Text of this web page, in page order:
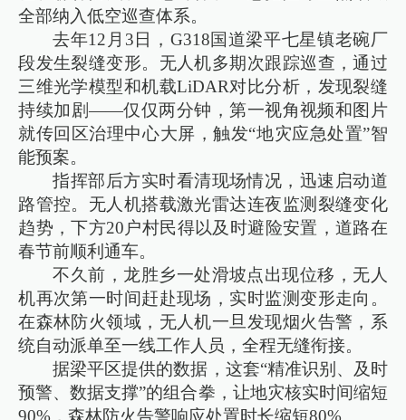
全部纳入低空巡查体系。
去年12月3日，G318国道梁平七星镇老碗厂
段发生裂缝变形。无人机多期次跟踪巡查，通过
三维光学模型和机载LiDAR对比分析，发现裂缝
持续加剧——仅仅两分钟，第一视角视频和图片
就传回区治理中心大屏，触发“地灾应急处置”智
能预案。
指挥部后方实时看清现场情况，迅速启动道
路管控。无人机搭载激光雷达连夜监测裂缝变化
趋势，下方20户村民得以及时避险安置，道路在
春节前顺利通车。
不久前，龙胜乡一处滑坡点出现位移，无人
机再次第一时间赶赴现场，实时监测变形走向。
在森林防火领域，无人机一旦发现烟火告警，系
统自动派单至一线工作人员，全程无缝衔接。
据梁平区提供的数据，这套“精准识别、及时
预警、数据支撑”的组合拳，让地灾核实时间缩短
90%，森林防火告警响应处置时长缩短80%。